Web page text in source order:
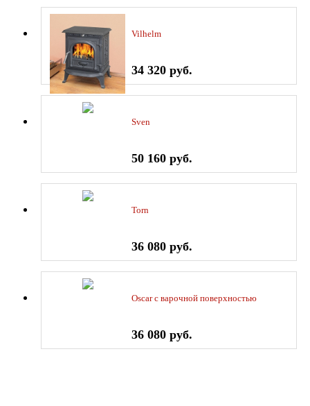
Vilhelm
34 320 руб.
Sven
50 160 руб.
Torn
36 080 руб.
Oscar с варочной поверхностью
36 080 руб.